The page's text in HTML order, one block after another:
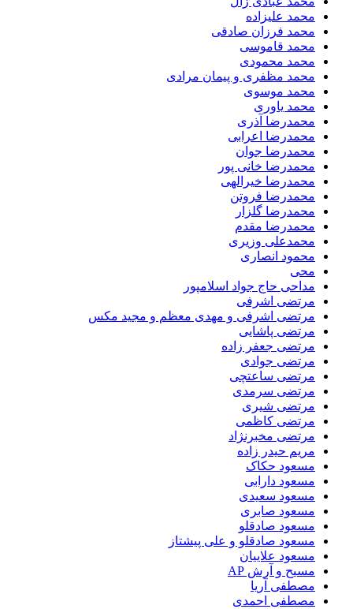
محمد علیزاده
محمد فرزان صادقی
محمد قاموسی
محمد محمودی
محمد مظفری و پیمان مرادی
محمد موسوی
محمد یاوری
محمدرضا آذری
محمدرضا اعرابی
محمدرضا جوان
محمدرضا خانی پور
محمدرضا خیرالهی
محمدرضا فروتن
محمدرضا گلزار
محمدرضا مقدم
محمدعلی وزیری
محمود انصاری
محی
مداحی حاج جواد اسلامپور
مرتضی اشرفی
مرتضی اشرفی و مهدی معظم و مجید مکس
مرتضی پاشایی
مرتضی جعفر زاده
مرتضی جوادی
مرتضی ساعتچی
مرتضی سرمدی
مرتضی شیری
مرتضی کاظمی
مرتضی مخبرنژاد
مریم حیدر زاده
مسعود حکاک
مسعود دارابی
مسعود سعیدی
مسعود صابری
مسعود صادقلو
مسعود صادقلو و علی پیشتاز
مسعود علاییان
مسیح و آرش AP
مصطفی آریا
مصطفی احمدی